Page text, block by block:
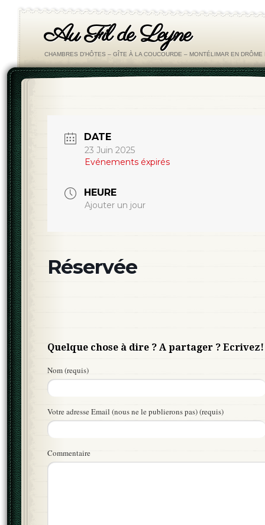
Au Fil de Leyne
CHAMBRES D'HÔTES – GÎTE À LA COUCOURDE – MONTÉLIMAR EN DRÔME
DATE
23 Juin 2025
Evénements éxpirés
HEURE
Ajouter un jour
Réservée
Quelque chose à dire ? A partager ? Ecrivez!
Nom (requis)
Votre adresse Email (nous ne le publierons pas) (requis)
Commentaire